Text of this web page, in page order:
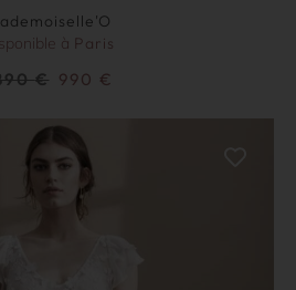
à Paris
€ 990 €